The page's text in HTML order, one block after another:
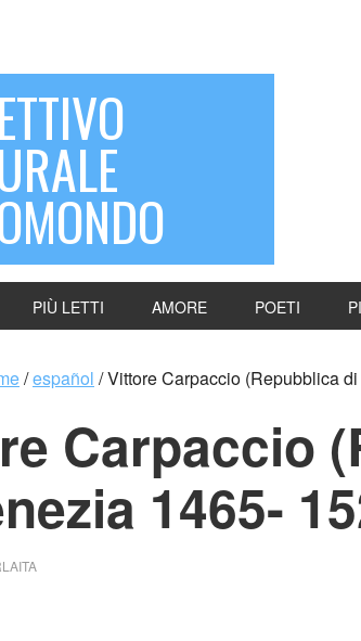
PIÙ LETTI AMORE POETI
/español /Vittore Carpaccio (Repubblica
Carpaccio
1465-